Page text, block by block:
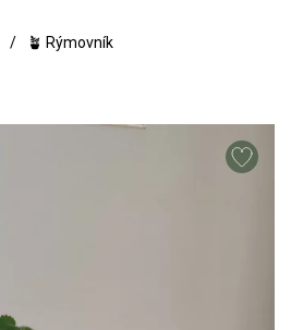
🪴 Rýmovník